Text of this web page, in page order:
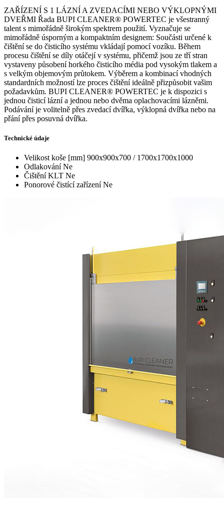
ZAŘÍZENÍ S 1 LÁZNÍ A ZVEDACÍMI NEBO VÝKLOPNÝMI
DVEŘMI Řada BUPI CLEANER® POWERTEC je všestranný
talent s mimořádně širokým spektrem použití. Vyznačuje se
mimořádně úsporným a kompaktním designem: Součásti určené k
čištění se do čisticího systému vkládají pomocí vozíku. Během
procesu čištění se díly otáčejí v systému, přičemž jsou ze tří stran
vystaveny působení horkého čisticího média pod vysokým tlakem a
s velkým objemovým průtokem. Výběrem a kombinací vhodných
standardních možností lze proces čištění ideálně přizpůsobit vašim
požadavkům. BUPI CLEANER® POWERTEC je k dispozici s
jednou čisticí lázní a jednou nebo dvěma oplachovacími lázněmi.
Podávání je volitelně přes zvedací dvířka, výklopná dvířka nebo na
přání přes posuvná dvířka.
Technické údaje
Velikost koše [mm] 900x900x700 / 1700x1700x1000
Odlakování Ne
Čištění KLT Ne
Ponorové čistící zařízení Ne